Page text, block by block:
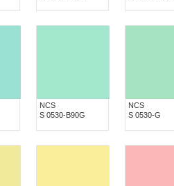
NCS
S 0530-B90G
NCS
S 0530-G